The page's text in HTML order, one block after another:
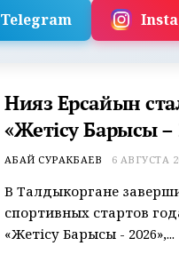
Telegram
Нияз Ерсайын
«Жетісу Барысы –
АБАЙ СУРАКБАЕВ 6 АВГУСТА
В Талдыкоргане
спортивных стартов
«Жетісу Барысы - 2026»,...